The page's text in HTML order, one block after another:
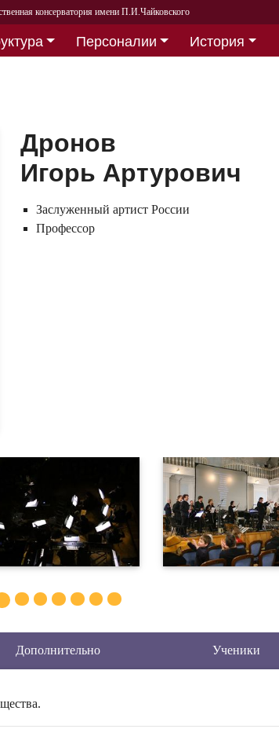
консерватория имени П.И.Чайковского
Персоналии
История
Дронов
Игорь Артурович
Заслуженный артист России
Профессор
Дополнительно Ученики